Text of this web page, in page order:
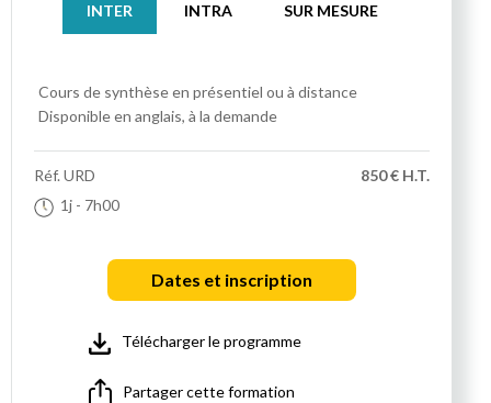
INTER INTRA SUR MESURE
Cours de synthèse en présentiel ou à distance
Disponible en anglais, à la demande
Réf.URD
1j - 7h00
850 € H.T.
Dates et inscription
Télécharger le programme
Partager cette formation